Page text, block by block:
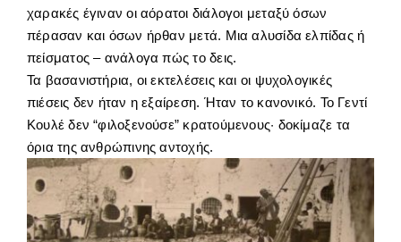
χαρακές έγιναν οι αόρατοι διάλογοι μεταξύ όσων
πέρασαν και όσων ήρθαν μετά. Μια αλυσίδα ελπίδας ή
πείσματος – ανάλογα πώς το δεις.
Τα βασανιστήρια, οι εκτελέσεις και οι ψυχολογικές
πιέσεις δεν ήταν η εξαίρεση. Ήταν το κανονικό. Το Γεντί
Κουλέ δεν “φιλοξενούσε” κρατούμενους· δοκίμαζε τα
όρια της ανθρώπινης αντοχής.